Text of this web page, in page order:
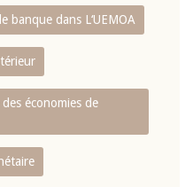
banque dans L‘UEMOA
économies de